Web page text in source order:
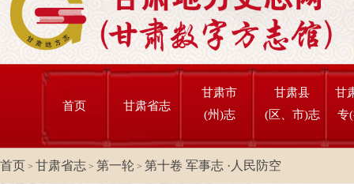
首页 甘肃省志
甘肃市
(州)志
甘肃县
(区、市)志
甘
专
首页 > 甘肃省志 > 第一轮 > 第十卷 军事志 ·人民防空